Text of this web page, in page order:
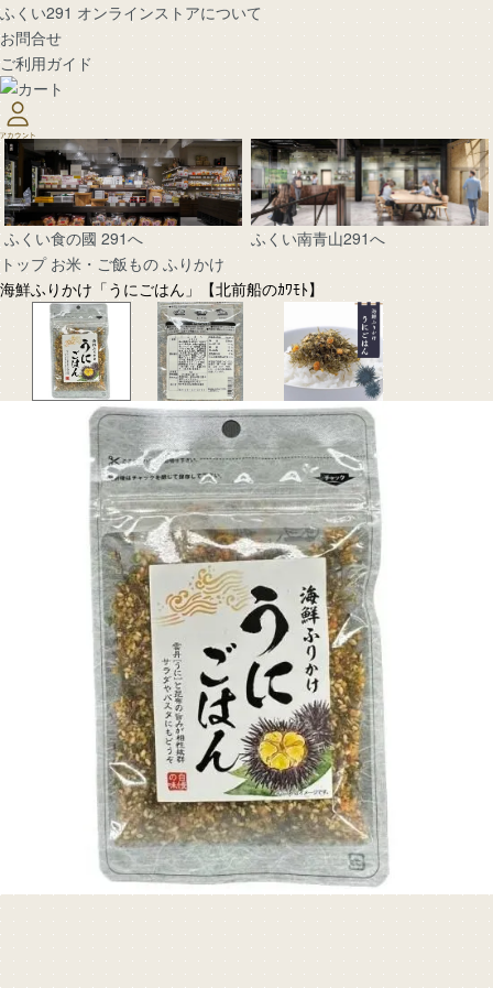
ふくい291 オンラインストアについて
お問合せ
ご利用ガイド
ふくい食の國 291へ
ふくい南青山291へ
トップ お米・ご飯もの ふりかけ
海鮮ふりかけ「うにごはん」【北前船のｶﾜﾓﾄ】